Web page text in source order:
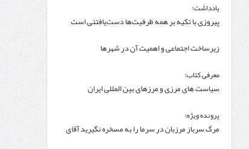
یادداشت؛
پیروزی با تکیه بر همه ظرفیت‌ها دست‌یافتنی است
زیرساخت اجتماعی و اهمیت آن در شهرها
معرفی کتاب؛
سیاست های مرزی و مرزهای بین المللی ایران
پرونده ویژه؛
مرگ سرباز مرزبان در سرما را به مسخره نگیرید آقای